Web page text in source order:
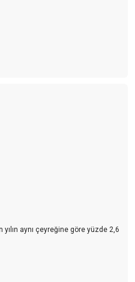
aynı çeyreğine göre yüzde 2,6